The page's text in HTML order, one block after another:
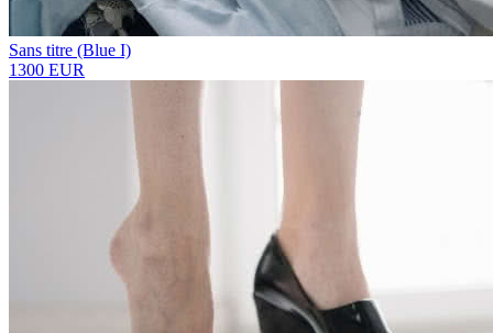
Sans titre (Blue I)
1300 EUR